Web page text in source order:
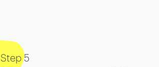
Step5